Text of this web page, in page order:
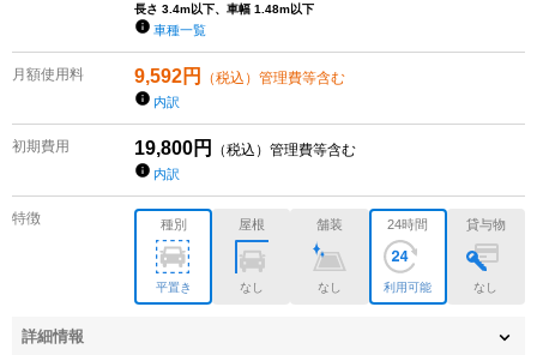
長さ 3.4m以下、車幅 1.48m以下
車種一覧
月額使用料 9,592円 （税込）管理費等含む
内訳
初期費用 19,800円 （税込）管理費等含む
内訳
特徴 種別
平置き
屋根
なし
舗装
なし
24時間
利用可能
貸与物
なし
詳細情報